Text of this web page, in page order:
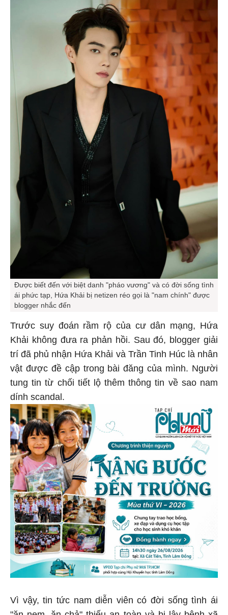
Được biết đến với biệt danh "pháo vương" và có đời sống tình
ái phức tạp, Hứa Khải bị netizen réo gọi là "nam chính" được
blogger nhắc đến
Trước suy đoán rầm rộ của cư dân mạng, Hứa
Khải không đưa ra phản hồi. Sau đó, blogger giải
trí đã phủ nhận Hứa Khải và Trần Tinh Húc là nhân
vật được đề cập trong bài đăng của mình. Người
tung tin từ chối tiết lộ thêm thông tin về sao nam
dính scandal.
Vì vậy, tin tức nam diễn viên có đời sống tình ái
"ăn nem, ăn chả" thiếu an toàn và bị lây bệnh xã